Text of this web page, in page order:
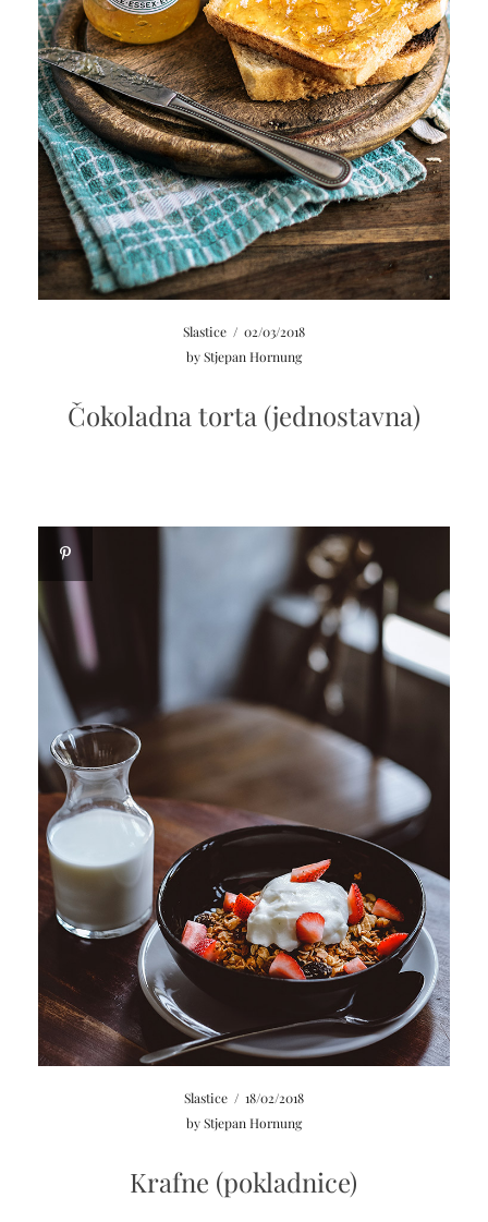
Slastice / 02/03/2018
byStjepan Hornung
Čokoladna torta (jednostavna)
Slastice / 18/02/2018
byStjepan Hornung
Krafne (pokladnice)